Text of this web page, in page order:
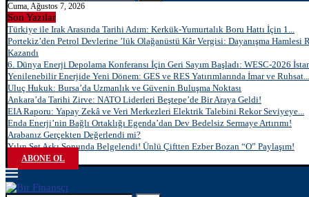
Cuma, Ağustos 7, 2026
Son Yazılar
Türkiye ile Irak Arasında Tarihi Adım: Kerkük-Yumurtalık Boru Hattı İçin 1...
Portekiz’den Petrol Devlerine ’lük Olağanüstü Kâr Vergisi: Dayanışma Hamlesi
Kazandı
6. Dünya Enerji Depolama Konferansı İçin Geri Sayım Başladı: WESC-2026
Yenilenebilir Enerjide Yeni Dönem: GES ve RES Yatırımlarında İmar ve Ruhsat...
Uluç Hukuk: Bursa’da Uzmanlık ve Güvenin Buluşma Noktası
Ankara’da Tarihi Zirve: NATO Liderleri Beştepe’de Bir Araya Geldi!
EIA Raporu: Yapay Zekâ ve Veri Merkezleri Elektrik Talebini Rekor Seviyeye...
Enda Enerji’nin Bağlı Ortaklığı Egenda’dan Dev Bedelsiz Sermaye Artırımı!
Arabanız Gerçekten Değerlendi mi?
Yılın Set Aşkı Sonunda Belgelendi! Ünlü Çiftten Ezber Bozan “O” Paylaşım!
ABONE OL